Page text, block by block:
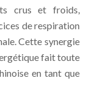
crus et froids,
de respiration
Cette synergie
fait toute
en tant que